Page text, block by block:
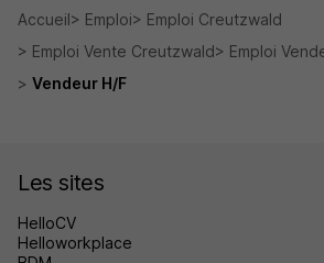
Accueil Emploi
Emploi Creutzwald
Emploi Vente Creutzwald
Emploi
Vendeur H/F
Les sites
HelloCV
Helloworkplace